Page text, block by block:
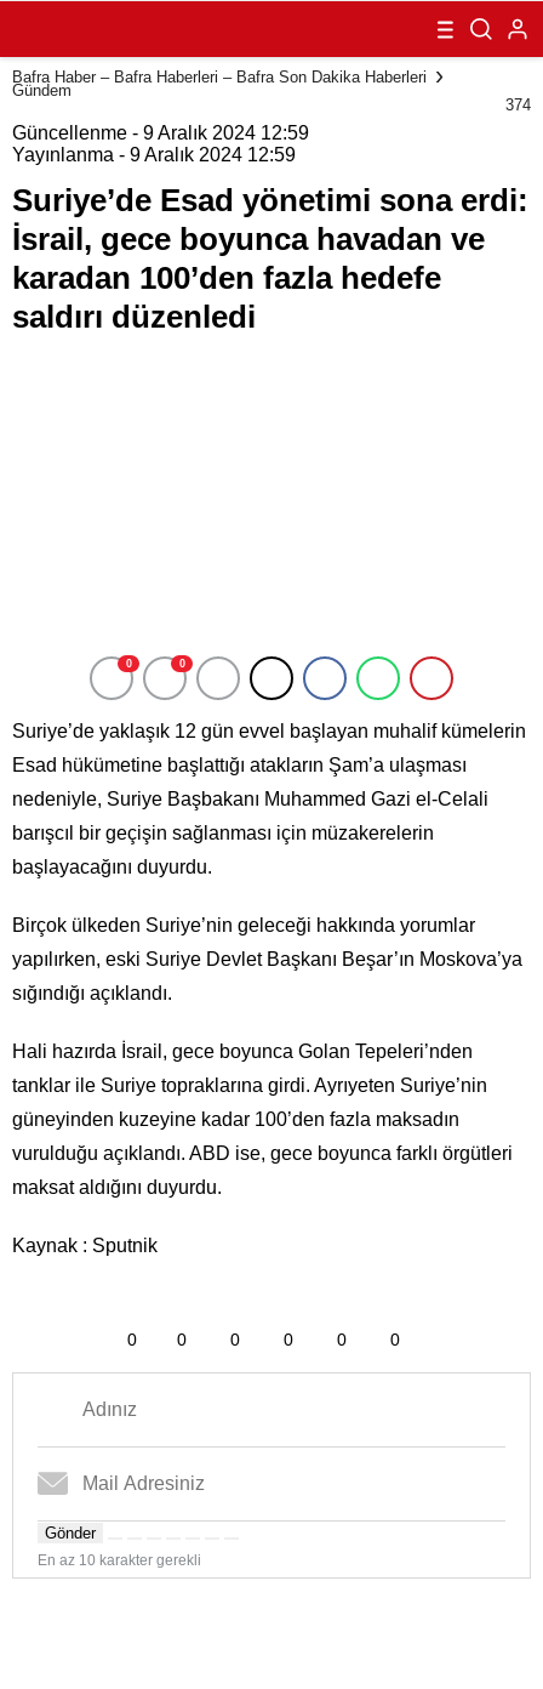
erdi: İsrail, gece
boyunca
havadan ve
karadan 100’den
Bafra Haber – Bafra Haberleri – Bafra Son Dakika Haberleri
Gündem
374
Güncellenme - 9 Aralık 2024 12:59
Yayınlanma - 9 Aralık 2024 12:59
Suriye’de Esad yönetimi sona erdi:
İsrail, gece boyunca havadan ve
karadan 100’den fazla hedefe
saldırı düzenledi
0 0
Suriye’de yaklaşık 12 gün evvel başlayan muhalif kümelerin
Esad hükümetine başlattığı atakların Şam’a ulaşması
nedeniyle, Suriye Başbakanı Muhammed Gazi el-Celali
barışcıl bir geçişin sağlanması için müzakerelerin
başlayacağını duyurdu.
Birçok ülkeden Suriye’nin geleceği hakkında yorumlar
yapılırken, eski Suriye Devlet Başkanı Beşar’ın Moskova’ya
sığındığı açıklandı.
Hali hazırda İsrail, gece boyunca Golan Tepeleri’nden
tanklar ile Suriye topraklarına girdi. Ayrıyeten Suriye’nin
güneyinden kuzeyine kadar 100’den fazla maksadın
vurulduğu açıklandı. ABD ise, gece boyunca farklı örgütleri
maksat aldığını duyurdu.
Kaynak : Sputnik
0 0 0 0 0 0
Gönder
En az 10 karakter gerekli